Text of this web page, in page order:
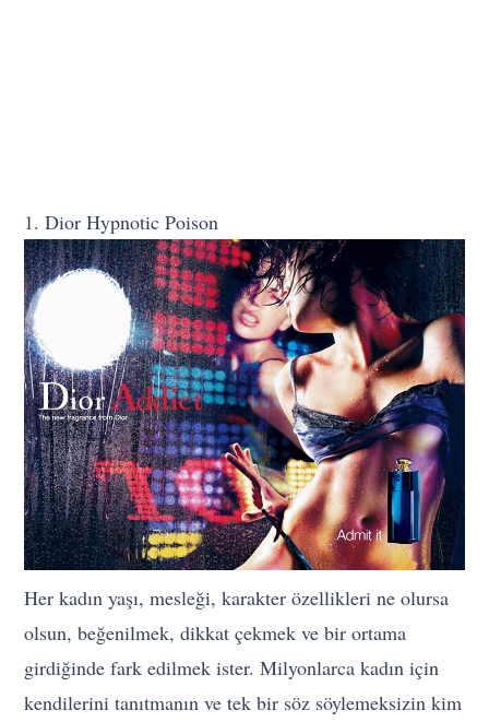
1. Dior Hypnotic Poison
Her kadın yaşı, mesleği, karakter özellikleri ne olursa
olsun, beğenilmek, dikkat çekmek ve bir ortama
girdiğinde fark edilmek ister. Milyonlarca kadın için
kendilerini tanıtmanın ve tek bir söz söylemeksizin kim